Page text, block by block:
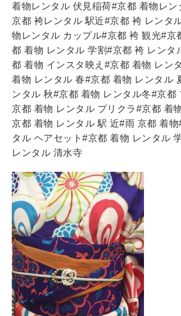
着物レンタル 伏見稲荷#京都 着物レン
京都 袴レンタル 駅近#京都 袴 レンタ
物レンタル カップル#京都 袴 観光#京
都 着物 レンタル 学割#京都 袴 レンタ
都 着物 インスタ映え#京都 着物 レン
着物 レンタル 春#京都 着物 レンタル
ンタル 秋#京都 着物 レンタル冬#京都
京都 着物 レンタル プリクラ#京都 着
京都 着物 レンタル 駅 近#雨 京都 着
タル ヘアセット#京都 着物 レンタル
レンタル 清水寺